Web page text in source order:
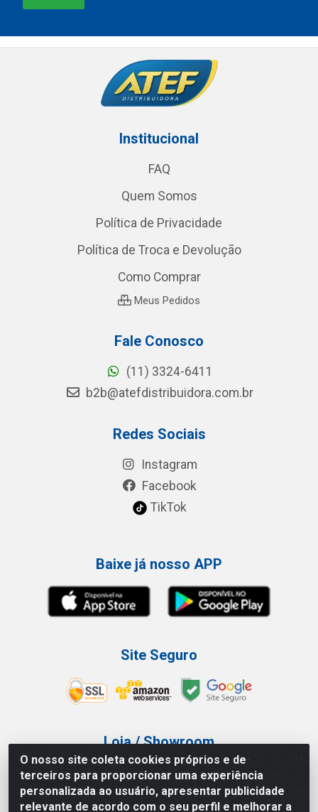
O nosso site coleta cookies próprios e de
terceiros para proporcionar uma experiência
personalizada ao usuário, apresentar publicidade
relevante de acordo com o seu perfil e melhorar a
Institucional
FAQ
Quem Somos
Política de Privacidade
Política de Troca e Devolução
Como Comprar
Meus Pedidos
Fale Conosco
(11) 3324-6411
b2b@atefdistribuidora.com.br
Redes Sociais
Instagram
Facebook
TikTok
Baixe já nosso APP
Site Seguro
Loja / Showroom
Tel.: (11) 3227-0546
Av Vautier, 587/597 - Pari - São Paulo/SP